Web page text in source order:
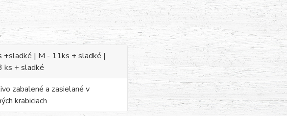
+sladké | M - 11ks + sladké |
ks + sladké
zabalené a zasielané v
krabiciach